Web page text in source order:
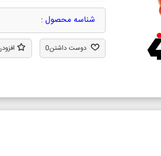
شناسه محصول :
دوست داشتن0